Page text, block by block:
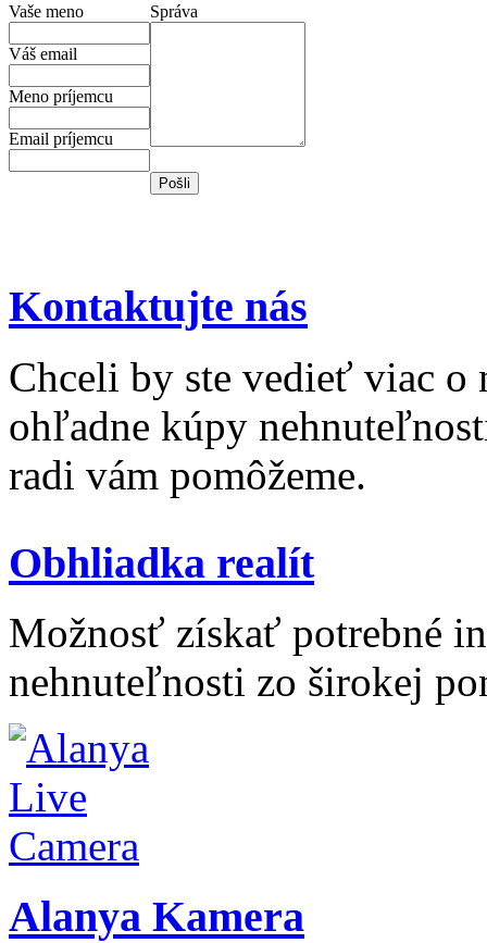
Vaše meno
Váš email
Meno príjemcu
Email príjemcu
Správa
Kontaktujte nás
Chceli by ste vedieť viac o
ohľadne kúpy
radi vám pomôžeme.
Obhliadka realít
Možnosť získať potrebné
nehnuteľnosti zo širokej
Alanya Kamera